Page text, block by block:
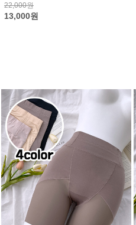
22,000원
13,000원